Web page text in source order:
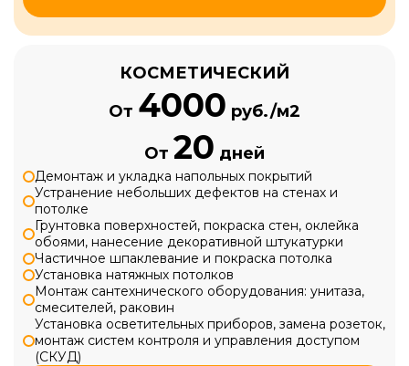
КОСМЕТИЧЕСКИЙ
От 4000 руб./м2
От 20 дней
Демонтаж и укладка напольных покрытий
Устранение небольших дефектов на стенах и
потолке
Грунтовка поверхностей, покраска стен, оклейка
обоями, нанесение декоративной штукатурки
Частичное шпаклевание и покраска потолка
Установка натяжных потолков
Монтаж сантехнического оборудования: унитаза,
смесителей, раковин
Установка осветительных приборов, замена розеток,
монтаж систем контроля и управления доступом
(СКУД)